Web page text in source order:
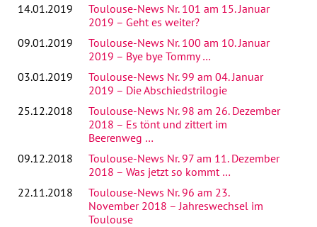
14.01.2019
Toulouse-News Nr. 101 am 15. Januar
2019 – Geht es weiter?
09.01.2019
Toulouse-News Nr. 100 am 10. Januar
2019 – Bye bye Tommy …
03.01.2019
Toulouse-News Nr. 99 am 04. Januar
2019 – Die Abschiedstrilogie
25.12.2018
Toulouse-News Nr. 98 am 26. Dezember
2018 – Es tönt und zittert im
Beerenweg …
09.12.2018
Toulouse-News Nr. 97 am 11. Dezember
2018 – Was jetzt so kommt …
22.11.2018
Toulouse-News Nr. 96 am 23.
November 2018 – Jahreswechsel im
Toulouse